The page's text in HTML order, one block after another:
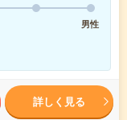
男性
詳しく見る